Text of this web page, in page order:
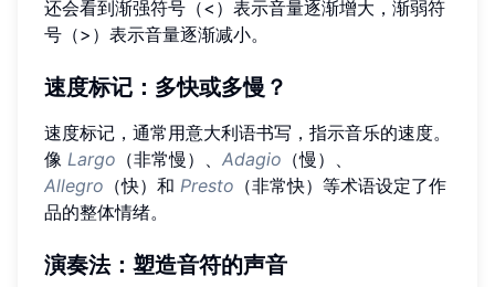
还会看到渐强符号（<）表示音量逐渐增大，渐弱符
号（>）表示音量逐渐减小。
速度标记 ：多快或多慢？
速度标记，通常用意大利语书写，指示音乐的速度。
像 Largo （非常慢）、 Adagio （慢）、
Allegro （快）和 Presto （非常快）等术语设定了作
品的整体情绪。
演奏法：塑造音符的声音